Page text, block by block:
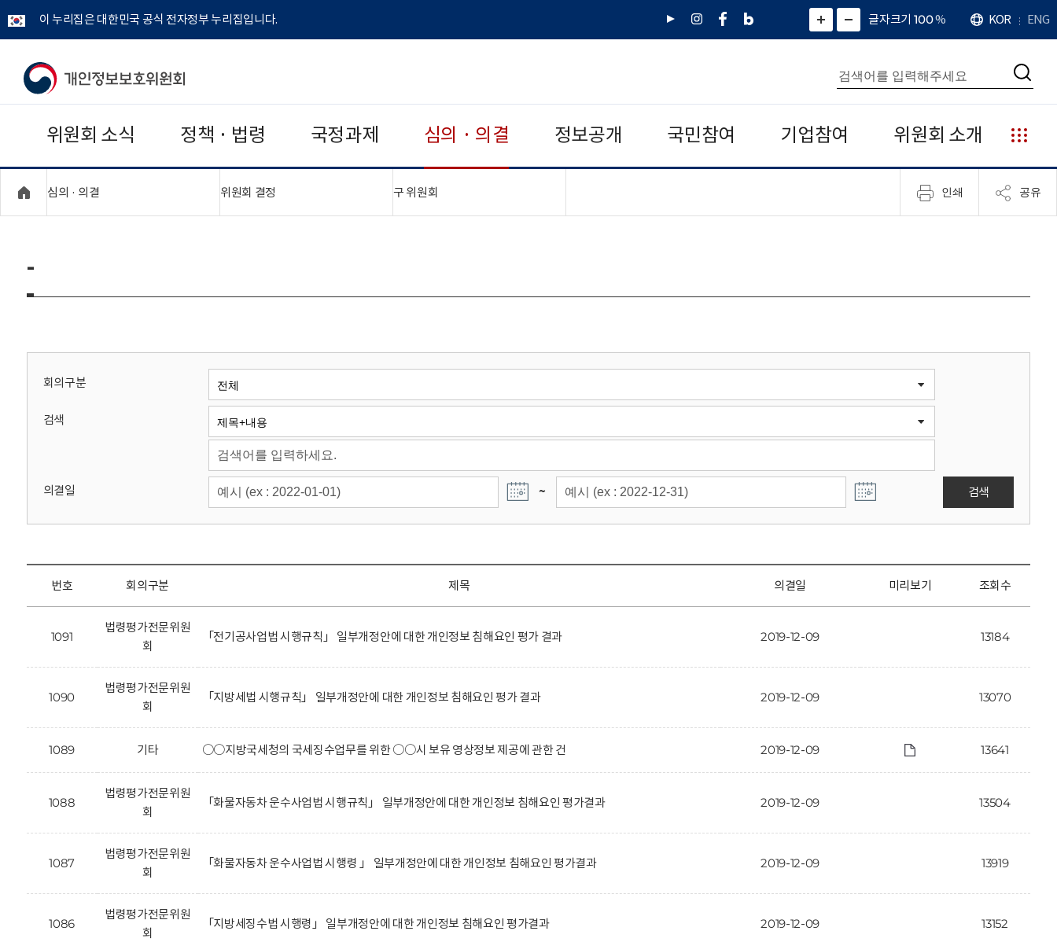
이 누리집은 대한민국 공식 전자정부 누리집입니다.
유
인
페
네
그
)
화
면
면
소
확
대
치
글자크기 100%
언
어
KOR ENG
개
보
보
위
회
통
합
검
색
검
위원회 소식 정책 · 법령 국정과제 심의 · 의결 정보공개 국민참여 기업참여 위원회 소개
누
리
집
안
심의 · 의결 위원회 결정 구 위원회 인쇄 공유
-
회의구분
검색
의결일 ~ 검색
번호 회의구분 제목 의결일 미리보기 조회수
1091
법령평가전문위원
회
「전기공사업법 시행규칙」 일부개정안에 대한 개인정보 침해요인 평가 결과 2019-12-09 13184
1090
법령평가전문위원
회
「지방세법 시행규칙」 일부개정안에 대한 개인정보 침해요인 평가 결과 2019-12-09 13070
1089 기타 ○○지방국세청의 국세징수업무를 위한 ○○시 보유 영상정보 제공에 관한 건 2019-12-09 13641
1088
법령평가전문위원
회
「화물자동차 운수사업법 시행규칙」 일부개정안에 대한 개인정보 침해요인 평가결과 2019-12-09 13504
1087
법령평가전문위원
회
「화물자동차 운수사업법 시행령 」 일부개정안에 대한 개인정보 침해요인 평가결과 2019-12-09 13919
1086
법령평가전문위원
회
「지방세징수법 시행령」 일부개정안에 대한 개인정보 침해요인 평가결과 2019-12-09 13152